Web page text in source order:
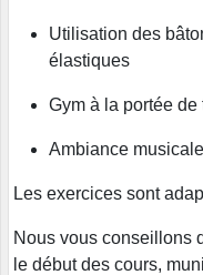
Utilisation des
élastiques
Gym à la portée de
Ambiance musicale
Les exercices sont
Nous vous conseillons
le début des cours,